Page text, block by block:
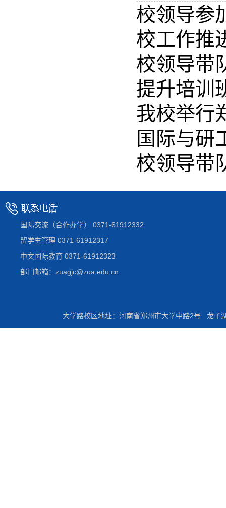
校领导参
校工作推
校领导带
提升培训
我校举行
国际与研
校领导带
国际交流（合作办学） 0371-61912332
留学生管理 0371-61912317
中文国际教育 0371-61912323
部门邮箱：zuagjc@zua.edu.cn
大学路校区地址：河南省郑州市大学中路2号 龙